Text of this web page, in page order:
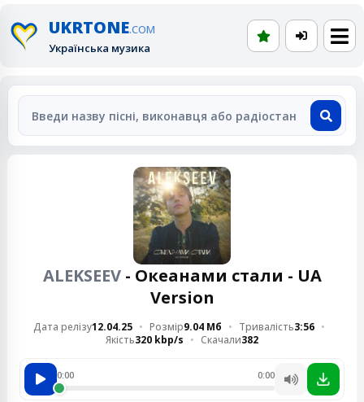
UKRTONE.COM
Українська музика
ALEKSEEV- Океанами стали - UA
Version
Дата релізу12.04.25 Розмір9.04 Мб Тривалість3:56
Якість320 kbp/s Скачали382
0:00 0:00